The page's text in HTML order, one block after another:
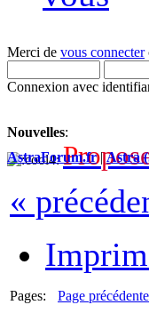
Merci de vous connecter
Connexion avec
Nouvelles:
Propos
AstraForum.fr|Astra
«
Pages: Page précédente